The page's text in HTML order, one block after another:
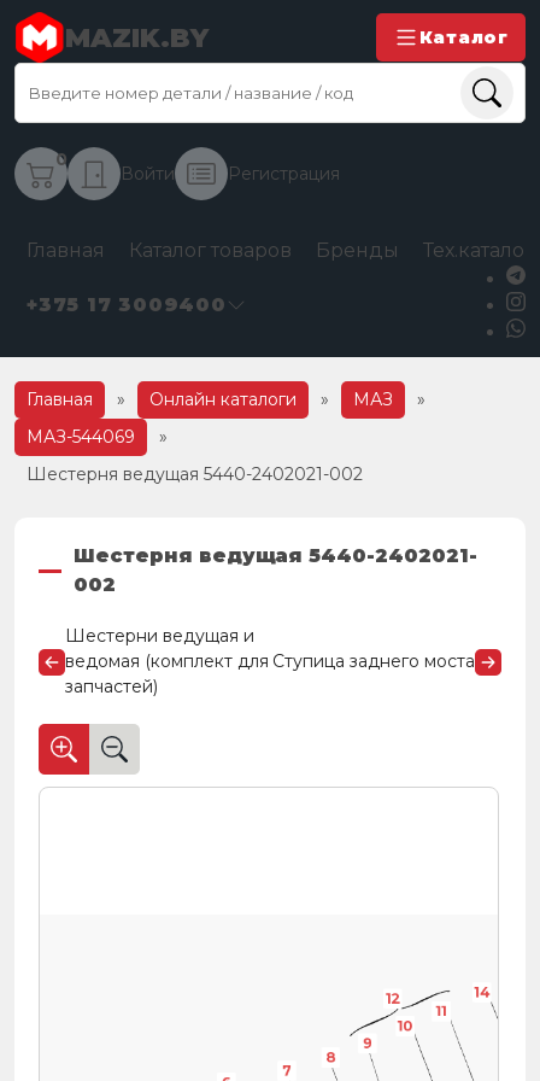
MAZIK.BY Каталог
0
Войти Регистрация
Главная Каталог товаров Бренды
+375 17 3009400
Главная » Онлайн каталоги » МАЗ
»
МАЗ-544069
»
Шестерня ведущая 5440-2402021-002
Шестерня ведущая 5440-2402021-
002
Шестерни ведущая и
ведомая (комплект для
запчастей)
Ступица заднего моста
11
7
8
9
10
10
11
12 14